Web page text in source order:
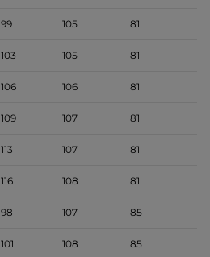
99 105 81
103 105 81
106 106 81
109 107 81
113 107 81
116 108 81
98 107 85
101 108 85